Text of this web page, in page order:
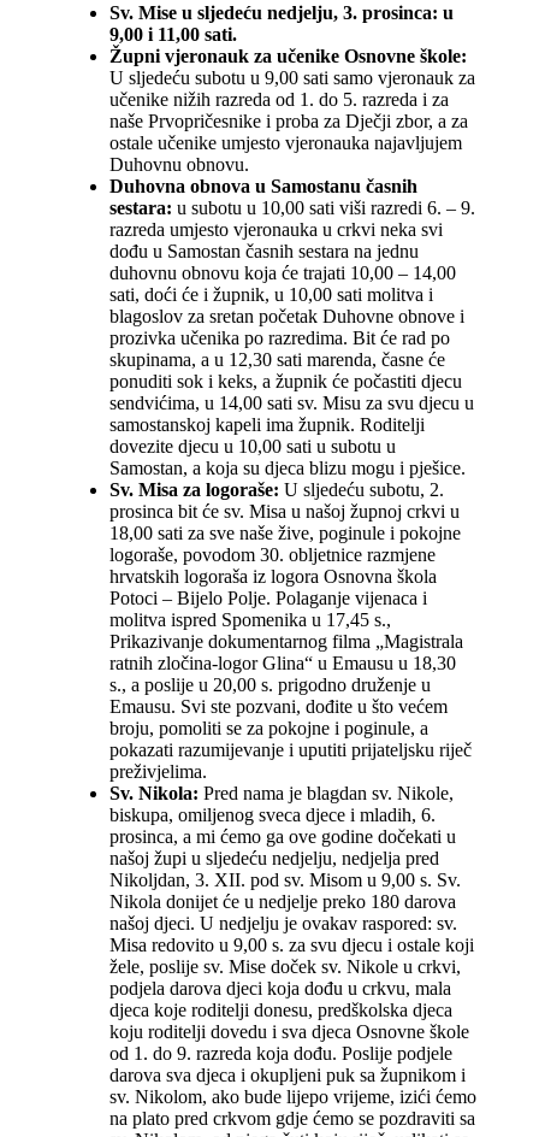
Sv. Mise u sljedeću nedjelju, 3. prosinca: u
9,00 i 11,00 sati.
Župni vjeronauk za učenike Osnovne škole:
U sljedeću subotu u 9,00 sati samo vjeronauk za
učenike nižih razreda od 1. do 5. razreda i za
naše Prvopričesnike i proba za Dječji zbor, a za
ostale učenike umjesto vjeronauka najavljujem
Duhovnu obnovu.
Duhovna obnova u Samostanu časnih
sestara: u subotu u 10,00 sati viši razredi 6. – 9.
razreda umjesto vjeronauka u crkvi neka svi
dođu u Samostan časnih sestara na jednu
duhovnu obnovu koja će trajati 10,00 – 14,00
sati, doći će i župnik, u 10,00 sati molitva i
blagoslov za sretan početak Duhovne obnove i
prozivka učenika po razredima. Bit će rad po
skupinama, a u 12,30 sati marenda, časne će
ponuditi sok i keks, a župnik će počastiti djecu
sendvićima, u 14,00 sati sv. Misu za svu djecu u
samostanskoj kapeli ima župnik. Roditelji
dovezite djecu u 10,00 sati u subotu u
Samostan, a koja su djeca blizu mogu i pješice.
Sv. Misa za logoraše: U sljedeću subotu, 2.
prosinca bit će sv. Misa u našoj župnoj crkvi u
18,00 sati za sve naše žive, poginule i pokojne
logoraše, povodom 30. obljetnice razmjene
hrvatskih logoraša iz logora Osnovna škola
Potoci – Bijelo Polje. Polaganje vijenaca i
molitva ispred Spomenika u 17,45 s.,
Prikazivanje dokumentarnog filma „Magistrala
ratnih zločina-logor Glina“ u Emausu u 18,30
s., a poslije u 20,00 s. prigodno druženje u
Emausu. Svi ste pozvani, dođite u što većem
broju, pomoliti se za pokojne i poginule, a
pokazati razumijevanje i uputiti prijateljsku riječ
preživjelima.
Sv. Nikola: Pred nama je blagdan sv. Nikole,
biskupa, omiljenog sveca djece i mladih, 6.
prosinca, a mi ćemo ga ove godine dočekati u
našoj župi u sljedeću nedjelju, nedjelja pred
Nikoljdan, 3. XII. pod sv. Misom u 9,00 s. Sv.
Nikola donijet će u nedjelje preko 180 darova
našoj djeci. U nedjelju je ovakav raspored: sv.
Misa redovito u 9,00 s. za svu djecu i ostale koji
žele, poslije sv. Mise doček sv. Nikole u crkvi,
podjela darova djeci koja dođu u crkvu, mala
djeca koje roditelji donesu, predškolska djeca
koju roditelji dovedu i sva djeca Osnovne škole
od 1. do 9. razreda koja dođu. Poslije podjele
darova sva djeca i okupljeni puk sa župnikom i
sv. Nikolom, ako bude lijepo vrijeme, izići ćemo
na plato pred crkvom gdje ćemo se pozdraviti sa